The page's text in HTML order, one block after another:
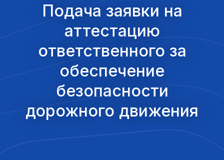
Подача заявки на
аттестацию
ответственного за
обеспечение
безопасности
дорожного движения